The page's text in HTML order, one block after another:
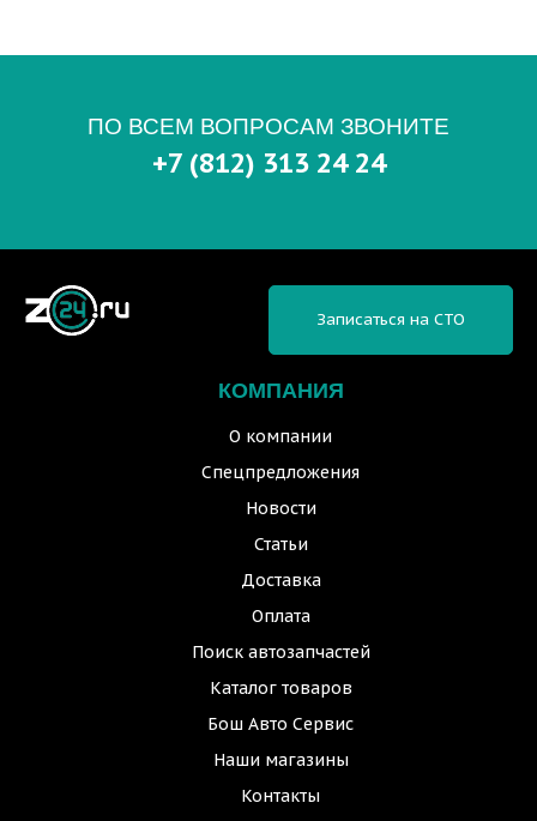
ПО ВСЕМ ВОПРОСАМ ЗВОНИТЕ
+7 (812) 313 24 24
КОМПАНИЯ
О компании
Спецпредложения
Новости
Статьи
Доставка
Оплата
Поиск автозапчастей
Каталог товаров
Бош Авто Сервис
Наши магазины
Контакты
Записаться на СТО